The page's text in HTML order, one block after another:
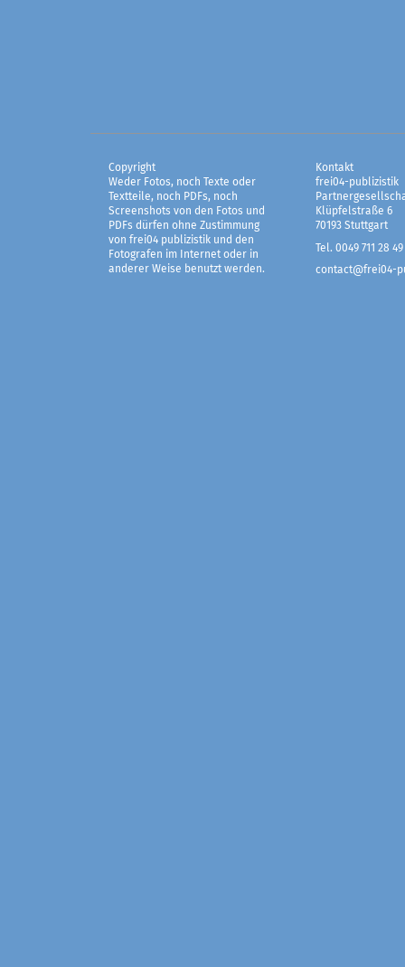
Copyright
Weder Fotos, noch Texte oder
Textteile, noch PDFs, noch
Screenshots von den Fotos und
PDFs dürfen ohne Zustimmung
von frei04 publizistik und den
Fotografen im Internet oder in
anderer Weise benutzt werden.
Kontakt
frei04-publizistik
Klüpfelstraße 6
70193 Stuttgart
Tel. 0049 711 28 49
contact@frei04-